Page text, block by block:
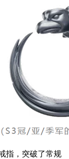
指，突破了常规